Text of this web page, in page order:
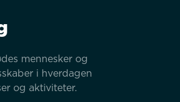
mennesker og
i hverdagen
og aktiviteter.